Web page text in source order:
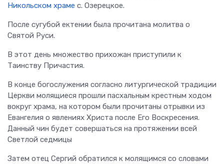
Никольском храме с. Озерецкое.
После сугубой ектении была прочитана молитва о
Святой Руси.
В этот день множество прихожан приступили к
Таинству Причастия.
В конце богослужения согласно литургической традиции
Церкви молящиеся прошли пасхальным крестным ходом
вокруг храма, на котором были прочитаны отрывки из
Евангелия о явлениях Христа после Его Воскресения.
Данный чин будет совершаться на протяжении всей
Светлой седмицы
Затем отец Сергий обратился к молящимся со словами